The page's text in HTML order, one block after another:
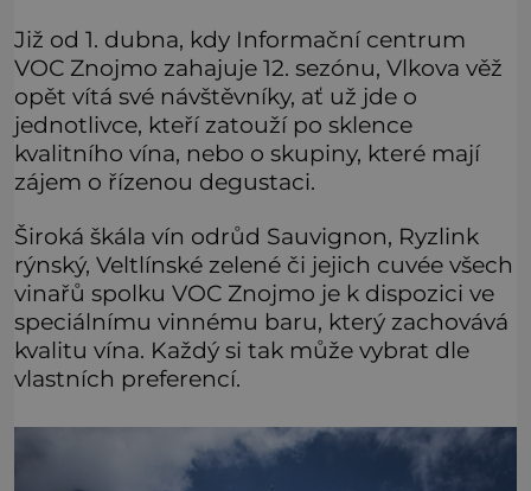
Již od 1. dubna, kdy Informační centrum
VOC Znojmo zahajuje 12. sezónu, Vlkova věž
opět vítá své návštěvníky, ať už jde o
jednotlivce, kteří zatouží po sklence
kvalitního vína, nebo o skupiny, které mají
zájem o řízenou degustaci.
Široká škála vín odrůd Sauvignon, Ryzlink
rýnský, Veltlínské zelené či jejich cuvée všech
vinařů spolku VOC Znojmo je k dispozici ve
speciálnímu vinnému baru, který zachovává
kvalitu vína. Každý si tak může vybrat dle
vlastních preferencí.